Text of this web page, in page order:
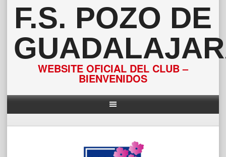
F.S. POZO DE
WEBSITE OFICIAL DEL CLUB –
BIENVENIDOS